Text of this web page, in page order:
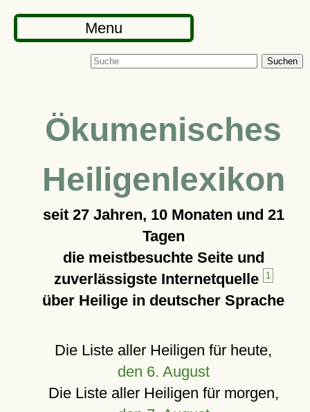
Menu
Suchen
Ökumenisches
Heiligenlexikon
seit 27 Jahren, 10 Monaten und 21
Tagen
die meistbesuchte Seite und
zuverlässigste Internetquelle
1
über Heilige in deutscher Sprache
Die Liste aller Heiligen für heute,
den 6. August
Die Liste aller Heiligen für morgen,